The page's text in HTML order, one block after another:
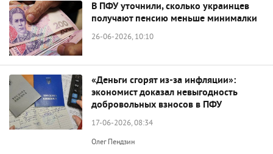
В ПФУ уточнили, сколько украинцев
получают пенсию меньше минималки
26-06-2026, 10:10
«Деньги сгорят из-за инфляции»:
экономист доказал невыгодность
добровольных взносов в ПФУ
17-06-2026, 08:34
Олег Пендзин